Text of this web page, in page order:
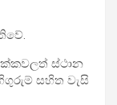
ස්ථාන
සහිත වැසි